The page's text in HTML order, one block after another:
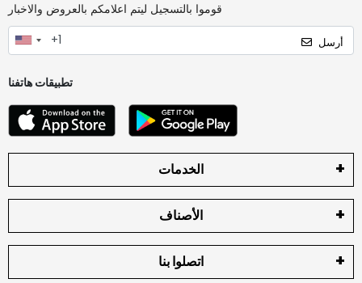
قوموا بالتسجيل ليتم اعلامكم بالعروض والاخبار
أرسل
تطبيقات هاتفنا
الخدمات
الأصناف
اتصلوا بنا